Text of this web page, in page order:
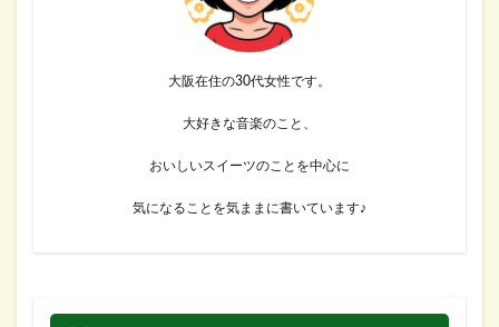
大阪在住の30代女性です。
大好きな音楽のこと、
おいしいスイーツのことを中心に
気になることを気ままに書いています♪